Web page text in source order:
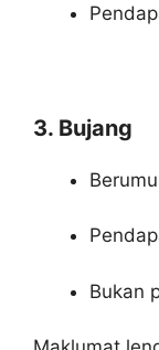
3. Bujang
Bukan